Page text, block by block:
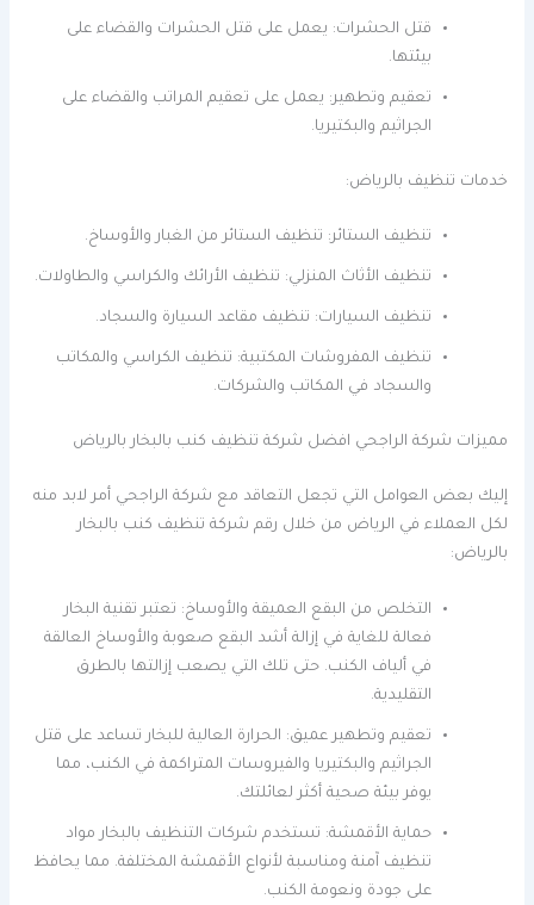
قتل الحشرات: يعمل على قتل الحشرات والقضاء على
بيئتها.
تعقيم وتطهير: يعمل على تعقيم المراتب والقضاء على
الجراثيم والبكتيريا.
خدمات تنظيف بالرياض:
تنظيف الستائر: تنظيف الستائر من الغبار والأوساخ.
تنظيف الأثاث المنزلي: تنظيف الأرائك والكراسي والطاولات.
تنظيف السيارات: تنظيف مقاعد السيارة والسجاد.
تنظيف المفروشات المكتبية: تنظيف الكراسي والمكاتب
والسجاد في المكاتب والشركات.
مميزات شركة الراجحي افضل شركة تنظيف كنب بالبخار بالرياض
إليك بعض العوامل التي تجعل التعاقد مع شركة الراجحي أمر لابد منه
لكل العملاء في الرياض من خلال رقم شركة تنظيف كنب بالبخار
بالرياض:
التخلص من البقع العميقة والأوساخ: تعتبر تقنية البخار
فعالة للغاية في إزالة أشد البقع صعوبة والأوساخ العالقة
في ألياف الكنب. حتى تلك التي يصعب إزالتها بالطرق
التقليدية.
تعقيم وتطهير عميق: الحرارة العالية للبخار تساعد على قتل
الجراثيم والبكتيريا والفيروسات المتراكمة في الكنب، مما
يوفر بيئة صحية أكثر لعائلتك.
حماية الأقمشة: تستخدم شركات التنظيف بالبخار مواد
تنظيف آمنة ومناسبة لأنواع الأقمشة المختلفة. مما يحافظ
على جودة ونعومة الكنب.